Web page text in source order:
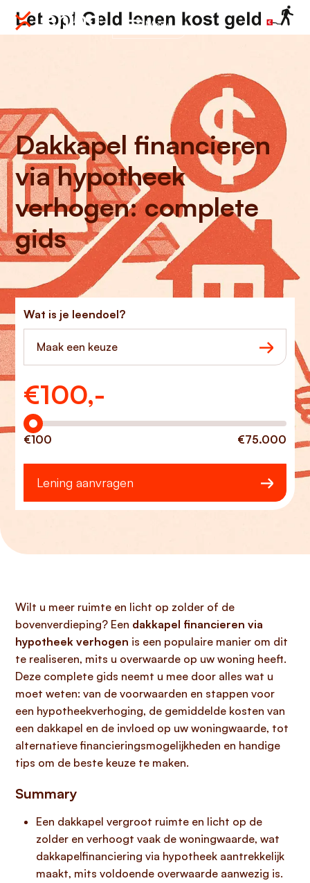
Menu
Dakkapel financieren
via hypotheek
verhogen: complete
gids
Wat is je leendoel?
Maak een keuze
€100,-
Hoeveel wilt u lenen?
€100 €75.000
Lening aanvragen
Wilt u meer ruimte en licht op zolder of de
bovenverdieping? Een dakkapel financieren via
hypotheek verhogen is een populaire manier om dit
te realiseren, mits u overwaarde op uw woning heeft.
Deze complete gids neemt u mee door alles wat u
moet weten: van de voorwaarden en stappen voor
een hypotheekverhoging, de gemiddelde kosten van
een dakkapel en de invloed op uw woningwaarde, tot
alternatieve financieringsmogelijkheden en handige
tips om de beste keuze te maken.
Summary
Een dakkapel vergroot ruimte en licht op de
zolder en verhoogt vaak de woningwaarde, wat
dakkapelfinanciering via hypotheek aantrekkelijk
maakt, mits voldoende overwaarde aanwezig is.